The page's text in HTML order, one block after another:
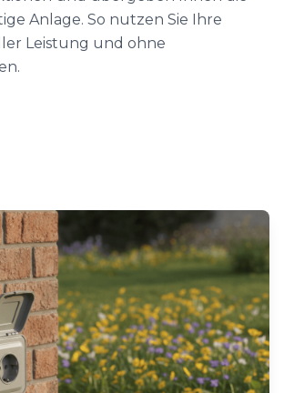
Anlage. So nutzen Sie Ihre
Leistung und ohne